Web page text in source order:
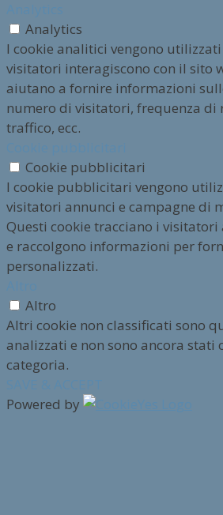
Analytics
I cookie analitici vengono
visitatori interagiscono con il sito
aiutano a fornire informazioni
numero di visitatori, frequenza di
traffico, ecc.
Cookie pubblicitari
I cookie pubblicitari vengono
visitatori annunci e campagne di
Questi cookie tracciano i
e raccolgono informazioni per
personalizzati.
Altro
Altri cookie non classificati sono
analizzati e non sono ancora stati
categoria.
Powered by